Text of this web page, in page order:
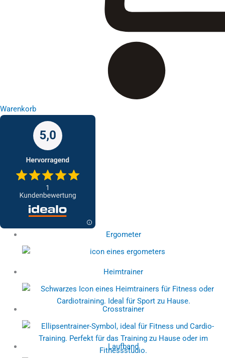
Warenkorb
Ergometer
Heimtrainer
Crosstrainer
Laufband